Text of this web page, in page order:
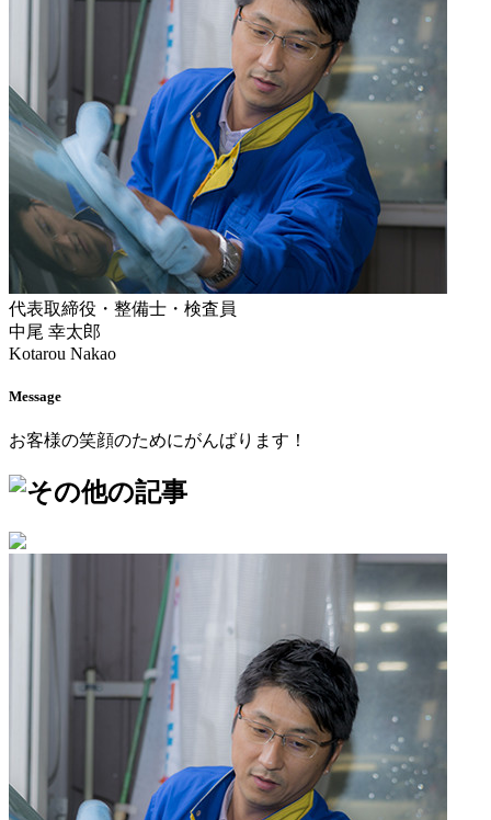
代表取締役・整備士・検査員
中尾 幸太郎
Kotarou Nakao
Message
お客様の笑顔のためにがんばります！